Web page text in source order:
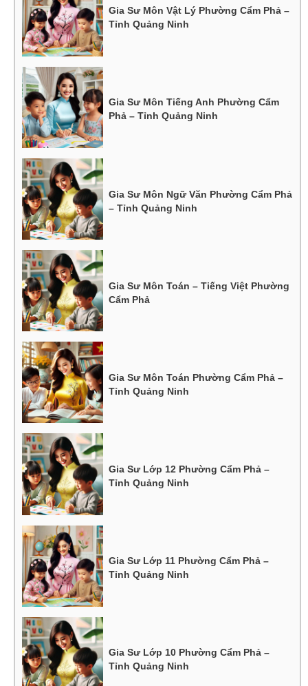
Gia Sư Môn Vật Lý Phường Cẩm Phả –
Tỉnh Quảng Ninh
Gia Sư Môn Tiếng Anh Phường Cẩm
Phả – Tỉnh Quảng Ninh
Gia Sư Môn Ngữ Văn Phường Cẩm Phả
– Tỉnh Quảng Ninh
Gia Sư Môn Toán – Tiếng Việt Phường
Cẩm Phả
Gia Sư Môn Toán Phường Cẩm Phả –
Tỉnh Quảng Ninh
Gia Sư Lớp 12 Phường Cẩm Phả –
Tỉnh Quảng Ninh
Gia Sư Lớp 11 Phường Cẩm Phả –
Tỉnh Quảng Ninh
Gia Sư Lớp 10 Phường Cẩm Phả –
Tỉnh Quảng Ninh